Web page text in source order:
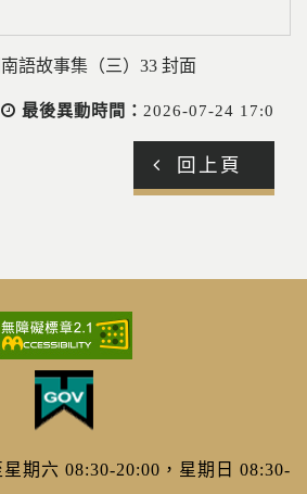
最後異動時間： 2026-07-24 17:0
回上頁
期六 08:30-20:00，星期日 08:30-